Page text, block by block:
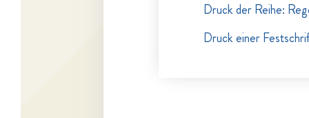
Druck der Reihe:
Druck einer